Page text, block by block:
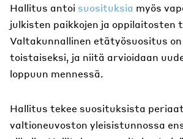
Hallitus antoi suosituksia myös
julkisten paikkojen ja oppilaitosten
Valtakunnallinen etätyösuositus
toistaiseksi, ja niitä arvioidaan
loppuun mennessä.
Hallitus tekee suosituksista
valtioneuvoston yleisistunnossa